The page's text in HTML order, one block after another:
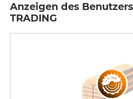
Anzeigen des
TRADING